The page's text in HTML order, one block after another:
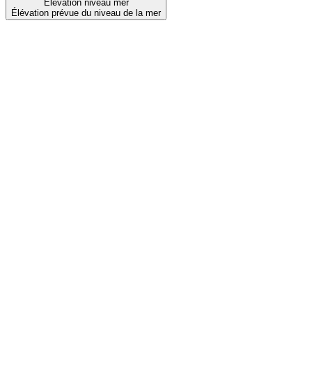
Élévation niveau mer
Élévation prévue du niveau de la mer